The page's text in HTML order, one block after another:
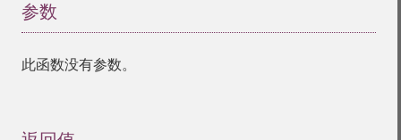
参数
此函数没有参数。